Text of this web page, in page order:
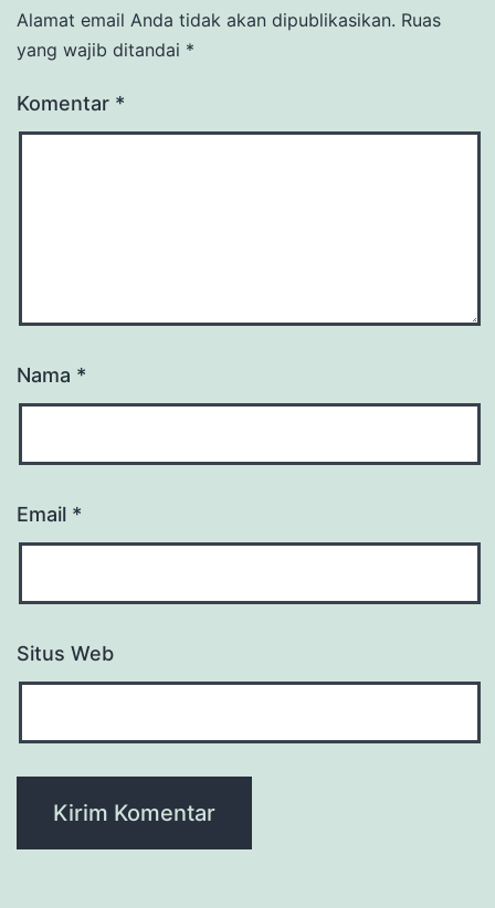
Alamat email Anda tidak akan dipublikasikan. Ruas
yang wajib ditandai *
Komentar *
Nama *
Email *
Situs Web